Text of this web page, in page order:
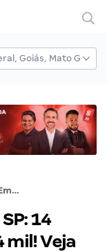
Concurso Emilianópolis SP: 14 vagas e iniciais de R$ 6,4 mil! Veja
14
mil! Veja